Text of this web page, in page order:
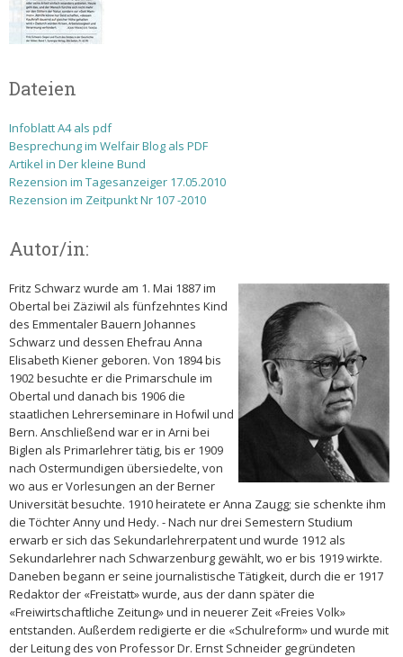
Dateien
Infoblatt A4 als pdf
Besprechung im Welfair Blog als PDF
Artikel in Der kleine Bund
Rezension im Tagesanzeiger 17.05.2010
Rezension im Zeitpunkt Nr 107 -2010
Autor/in:
Fritz Schwarz wurde am 1. Mai 1887 im
Obertal bei Zäziwil als fünfzehntes Kind
des Emmentaler Bauern Johannes
Schwarz und dessen Ehefrau Anna
Elisabeth Kiener geboren. Von 1894 bis
1902 besuchte er die Primarschule im
Obertal und danach bis 1906 die
staatlichen Lehrerseminare in Hofwil und
Bern. Anschließend war er in Arni bei
Biglen als Primarlehrer tätig, bis er 1909
nach Ostermundigen übersiedelte, von
wo aus er Vorlesungen an der Berner
Universität besuchte. 1910 heiratete er Anna Zaugg; sie schenkte ihm
die Töchter Anny und Hedy. - Nach nur drei Semestern Studium
erwarb er sich das Sekundarlehrerpatent und wurde 1912 als
Sekundarlehrer nach Schwarzenburg gewählt, wo er bis 1919 wirkte.
Daneben begann er seine journalistische Tätigkeit, durch die er 1917
Redaktor der «Freistatt» wurde, aus der dann später die
«Freiwirtschaftliche Zeitung» und in neuerer Zeit «Freies Volk»
entstanden. Außerdem redigierte er die «Schulreform» und wurde mit
der Leitung des von Professor Dr. Ernst Schneider gegründeten